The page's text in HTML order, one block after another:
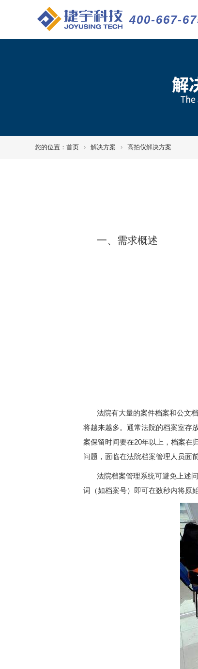
400-667-
您的位置： 首页 解决方案 高拍仪解决方案
一、需求概述
法院有大量的案件档案和公文
将越来越多。通常法院的档案室存
案保留时间要在20年以上，档案在
问题，面临在法院档案管理人员面
法院档案管理系统可避免上述
词（如档案号）即可在数秒内将原